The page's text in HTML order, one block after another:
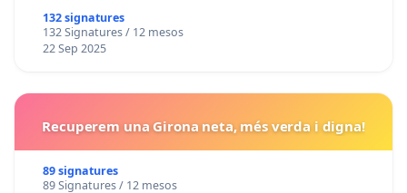
132 signatures
132 Signatures / 12 mesos
22 Sep 2025
Recuperem una Girona neta, més verda i digna!
89 signatures
89 Signatures / 12 mesos